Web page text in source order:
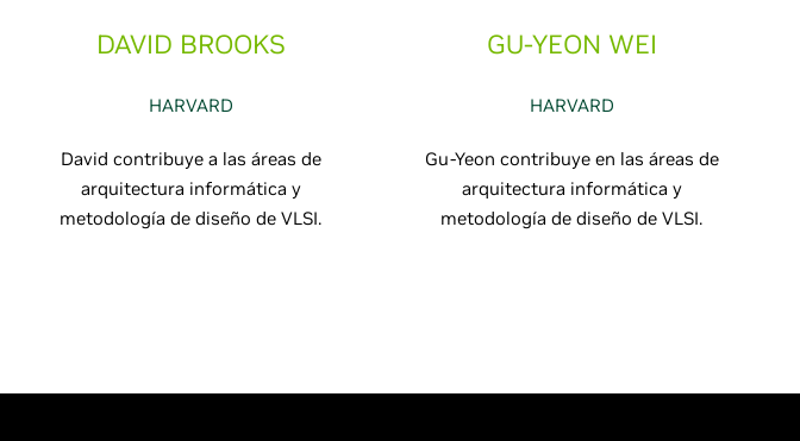
DAVID BROOKS
HARVARD
David contribuye a las áreas de
arquitectura informática y
metodología de diseño de VLSI.
GU-YEON WEI
HARVARD
Gu-Yeon contribuye en las áreas de
arquitectura informática y
metodología de diseño de VLSI.